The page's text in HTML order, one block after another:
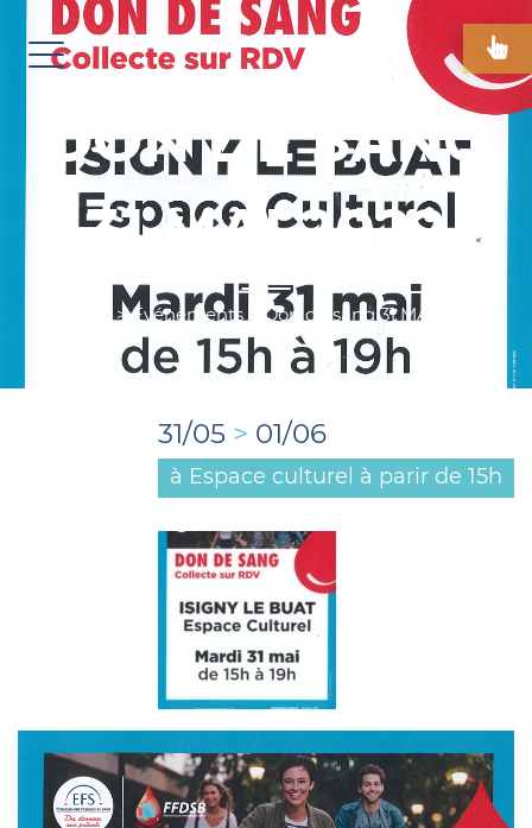
DON DE SANG
31 MAI 2022
>Événements Don de sang 31 MAI 2022
31/05 > 01/06
à Espace culturel à parir de 15h